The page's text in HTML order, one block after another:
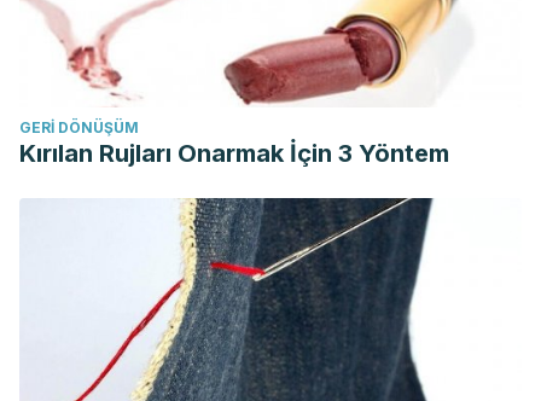
GERI DÖNÜŞÜM
Kırılan Rujları Onarmak İçin 3 Yöntem